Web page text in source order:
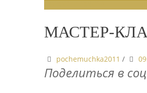
МАСТЕР-
pochemuchka2011 /
Поделиться в